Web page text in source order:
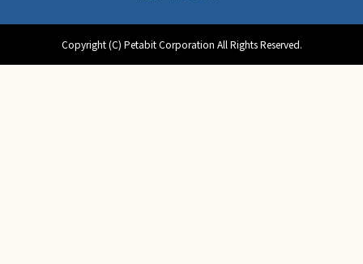
Copyright (C) Petabit Corporation All Rights Reserved.